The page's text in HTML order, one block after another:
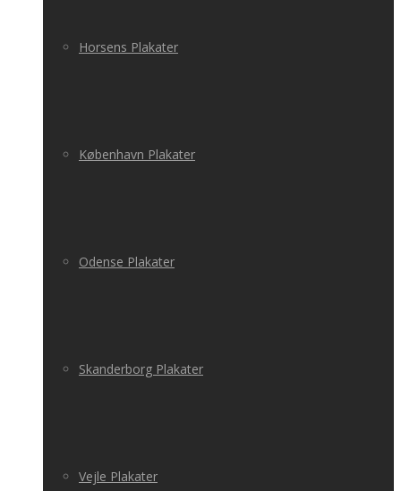
Horsens Plakater
København Plakater
Odense Plakater
Skanderborg Plakater
Vejle Plakater